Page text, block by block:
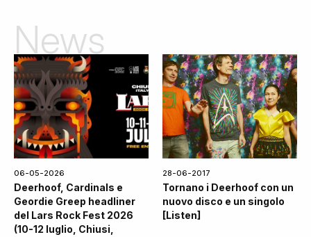
News
06-05-2026
Deerhoof, Cardinals e
Geordie Greep headliner
del Lars Rock Fest 2026
(10-12 luglio, Chiusi,
28-06-2017
Tornano i Deerhoof con un
nuovo disco e un singolo
[Listen]